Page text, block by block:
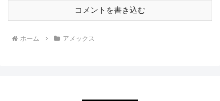
コメントを書き込む
ホーム アメックス